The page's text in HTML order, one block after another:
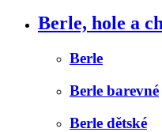
Berle, hole a
Berle
Berle barevné
Berle dětské